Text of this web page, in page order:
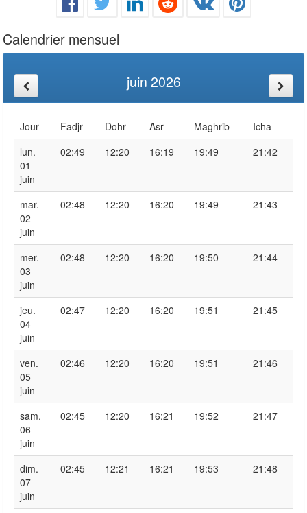
Calendrier mensuel
juin 2026
Jour Fadjr Dohr Asr Maghrib
Icha
lun.
01
juin
02:49 12:20 16:19 19:49 21:42
mar.
02
juin
02:48 12:20 16:20 19:49 21:43
mer.
03
juin
02:48 12:20 16:20 19:50 21:44
jeu.
04
juin
02:47 12:20 16:20 19:51 21:45
ven.
05
juin
02:46 12:20 16:20 19:51 21:46
sam.
06
juin
02:45 12:20 16:21 19:52 21:47
dim.
07
juin
02:45 12:21 16:21 19:53 21:48